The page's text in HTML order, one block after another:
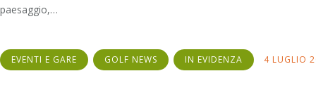
paesaggio,…
EVENTI E GARE GOLF NEWS IN EVIDENZA 4 LUGLIO